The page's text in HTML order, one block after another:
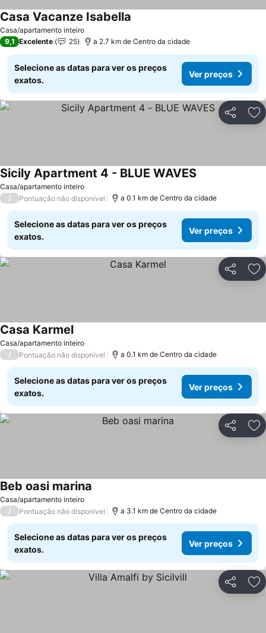
Casa/apartamento inteiro
Casa Vacanze Isabella
9,1 Excelente 25 a 2.7 km de Centro da cidade
Selecione as datas para ver os preços
exatos.
Ver preços
Partilhar
Casa/apartamento inteiro
Sicily Apartment 4 - BLUE WAVES
/ Pontuação não disponível a 0.1 km de Centro da cidade
Selecione as datas para ver os preços
exatos.
Ver preços
Partilhar
Casa/apartamento inteiro
Casa KarmelVer preços
/ Pontuação não disponível a 0.1 km de Centro da cidade
Selecione as datas para ver os preços
exatos.
Ver preços
Partilhar
Casa/apartamento inteiro
Beb oasi marina
/ Pontuação não disponível a 3.1 km de Centro da cidade
Selecione as datas para ver os preços
exatos.
Ver preços
Partilhar